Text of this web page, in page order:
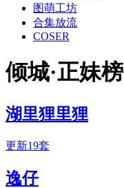
图萌工坊
合集放流
COSER
倾城·正妹榜
湖里狸里狸
更新19套
逸仔